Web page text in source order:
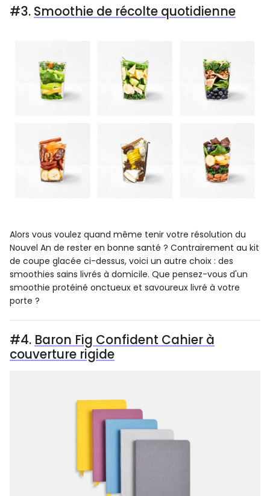
#3. Smoothie de récolte quotidienne
Alors vous voulez quand même tenir votre résolution du
Nouvel An de rester en bonne santé ? Contrairement au kit
de coupe glacée ci-dessus, voici un autre choix : des
smoothies sains livrés à domicile. Que pensez-vous d'un
smoothie protéiné onctueux et savoureux livré à votre
porte ?
#4. Baron Fig Confident Cahier à
couverture rigide